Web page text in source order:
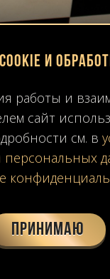
и
работы и
сайт
см. в
персональных
Принимаю